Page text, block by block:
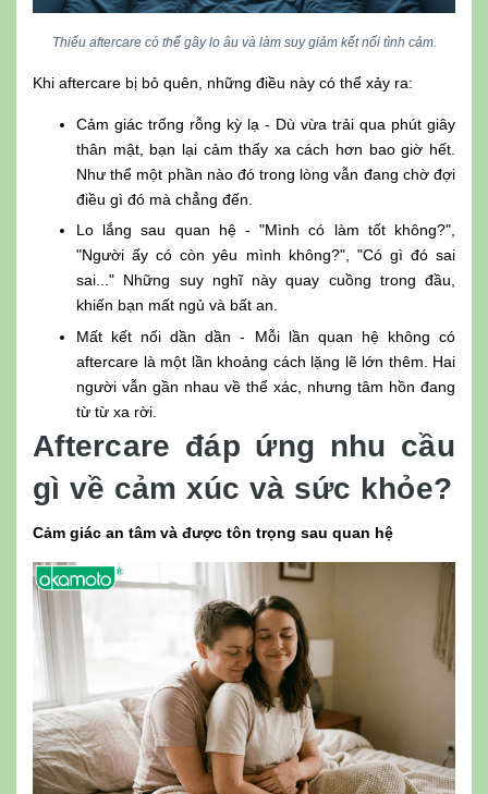
Thiếu aftercare có thể gây lo âu và làm suy giảm kết nối tình cảm.
Khi aftercare bị bỏ quên, những điều này có thể xảy ra:
Cảm giác trống rỗng kỳ lạ - Dù vừa trải qua phút giây
thân mật, bạn lại cảm thấy xa cách hơn bao giờ hết.
Như thể một phần nào đó trong lòng vẫn đang chờ đợi
điều gì đó mà chẳng đến.
Lo lắng sau quan hệ - "Mình có làm tốt không?",
"Người ấy có còn yêu mình không?", "Có gì đó sai
sai..." Những suy nghĩ này quay cuồng trong đầu,
khiến bạn mất ngủ và bất an.
Mất kết nối dần dần - Mỗi lần quan hệ không có
aftercare là một lần khoảng cách lặng lẽ lớn thêm. Hai
người vẫn gần nhau về thể xác, nhưng tâm hồn đang
từ từ xa rời.
Aftercare đáp ứng nhu cầu
gì về cảm xúc và sức khỏe?
Cảm giác an tâm và được tôn trọng sau quan hệ